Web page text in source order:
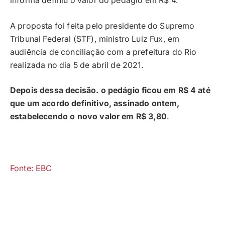
A proposta foi feita pelo presidente do Supremo
Tribunal Federal (STF), ministro Luiz Fux, em
audiência de conciliação com a prefeitura do Rio
realizada no dia 5 de abril de 2021.
Depois dessa decisão. o pedágio ficou em R$ 4 até
que um acordo definitivo, assinado ontem,
estabelecendo o novo valor em R$ 3,80.
Fonte: EBC